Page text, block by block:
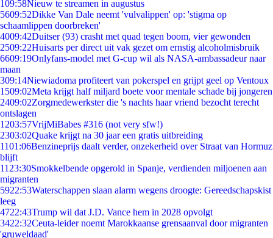
109:58Nieuw te streamen in augustus
5609:52Dikke Van Dale neemt 'vulvalippen' op: 'stigma op
schaamlippen doorbreken'
4009:42Duitser (93) crasht met quad tegen boom, vier gewonden
2509:22Huisarts per direct uit vak gezet om ernstig alcoholmisbruik
6609:19Onlyfans-model met G-cup wil als NASA-ambassadeur naar
maan
309:14Niewiadoma profiteert van pokerspel en grijpt geel op Ventoux
1509:02Meta krijgt half miljard boete voor mentale schade bij jongeren
2409:02Zorgmedewerkster die 's nachts haar vriend bezocht terecht
ontslagen
1203:57VrijMiBabes #316 (not very sfw!)
2303:02Quake krijgt na 30 jaar een gratis uitbreiding
1101:06Benzineprijs daalt verder, onzekerheid over Straat van Hormuz
blijft
11 23:30Smokkelbende opgerold in Spanje, verdienden miljoenen aan
migranten
5922:53Waterschappen slaan alarm wegens droogte: Gereedschapskist
leeg
4722:43Trump wil dat J.D. Vance hem in 2028 opvolgt
3422:32Ceuta-leider noemt Marokkaanse grensaanval door migranten
'gruweldaad'